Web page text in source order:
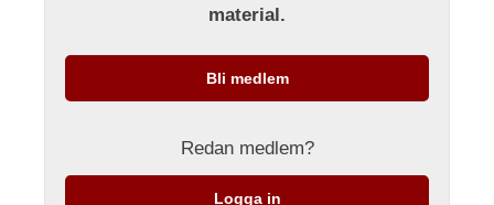
material.
Bli medlem
Redan medlem?
Logga in